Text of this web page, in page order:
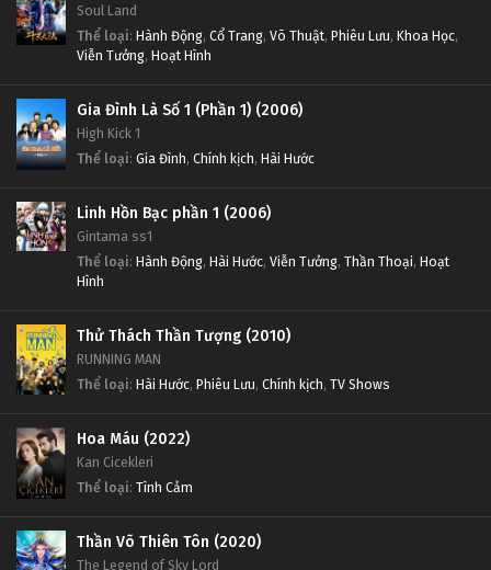
Soul Land
Thể loại: Hành Động, Cổ Trang, Võ Thuật, Phiêu Lưu, Khoa Học,
Viễn Tưởng, Hoạt Hình
Gia Đình Là Số 1 (Phần 1) (2006)
High Kick 1
Thể loại: Gia Đình, Chính kịch, Hài Hước
Linh Hồn Bạc phần 1 (2006)
Gintama ss1
Thể loại: Hành Động, Hài Hước, Viễn Tưởng, Thần Thoại, Hoạt
Hình
Thử Thách Thần Tượng (2010)
RUNNING MAN
Thể loại: Hài Hước, Phiêu Lưu, Chính kịch, TV Shows
Hoa Máu (2022)
Kan Cicekleri
Thể loại: Tình Cảm
Thần Võ Thiên Tôn (2020)
The Legend of Sky Lord